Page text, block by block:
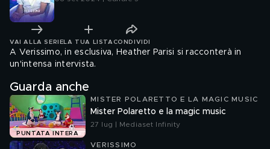
VAI ALLA SERIE LA TUA LISTA CONDIVIDI
A Verissimo, in esclusiva, Heather Parisi si racconterà in
un'intensa intervista.
Guarda anche
PUNTATA INTERA
MISTER POLARETTO E LA MAGIC MUSIC
Mister Polaretto e la magic music
27 lug | Mediaset Infinity
VERISSIMO